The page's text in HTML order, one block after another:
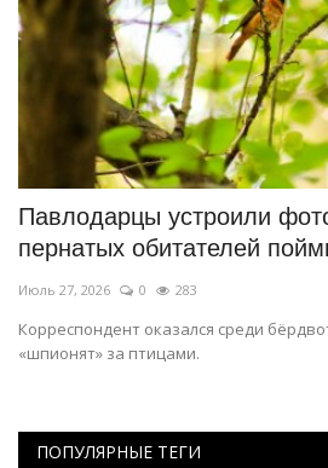
Павлодарцы устроили
пернатых обитателей
Июль 27, 2026 0 283
Корреспондент оказался среди
«шпионят» за птицами.
ПОПУЛЯРНЫЕ ТЕГИ